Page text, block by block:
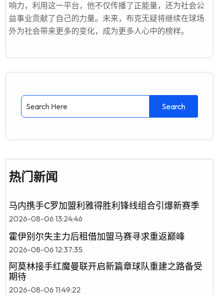
响力，利用这一平台，他不仅传播了正能量，还为社会公
益事业贡献了自己的力量。未来，布克无疑将继续在球场
外为社会带来更多的变化，成为更多人心中的榜样。
热门新闻
马内携手C罗加盟利雅得胜利锋线组合引爆新赛季
2026-08-06 13:24:46
霍伊别尔失主力后租借加盟马赛寻求重返巅峰
2026-08-06 12:37:35
阿莫林接手红魔曼联开启新篇章球队重建之路备受
期待
2026-08-06 11:49:22